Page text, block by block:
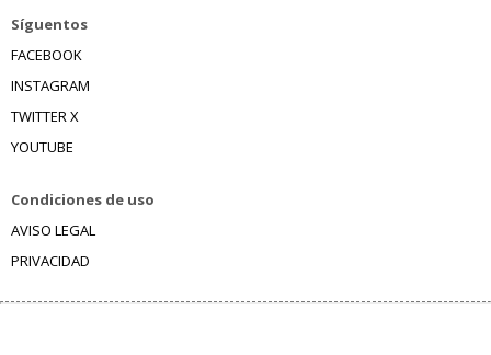
Síguentos
FACEBOOK
INSTAGRAM
TWITTER X
YOUTUBE
Condiciones de uso
AVISO LEGAL
PRIVACIDAD